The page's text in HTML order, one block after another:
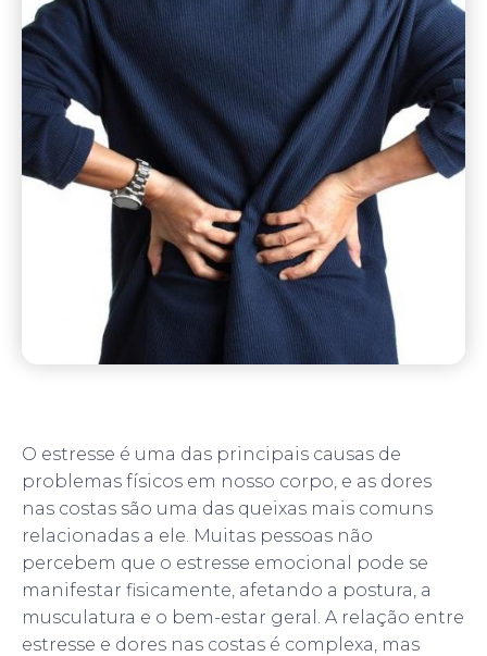
O estresse é uma das principais causas de
problemas físicos em nosso corpo, e as dores
nas costas são uma das queixas mais comuns
relacionadas a ele. Muitas pessoas não
percebem que o estresse emocional pode se
manifestar fisicamente, afetando a postura, a
musculatura e o bem-estar geral. A relação entre
estresse e dores nas costas é complexa, mas